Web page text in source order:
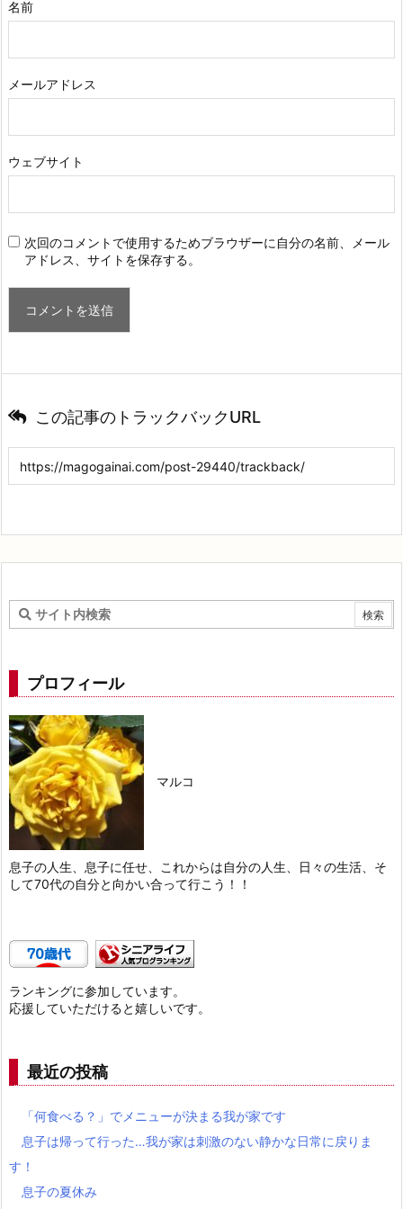
名前
メールアドレス
ウェブサイト
次回のコメントで使用するためブラウザーに自分の名前、メール
アドレス、サイトを保存する。
この記事のトラックバックURL
プロフィール
マルコ
息子の人生、息子に任せ、これからは自分の人生、日々の生活、そ
して70代の自分と向かい合って行こう！！
ランキングに参加しています。
応援していただけると嬉しいです。
最近の投稿
「何食べる？」でメニューが決まる我が家です
息子は帰って行った…我が家は刺激のない静かな日常に戻りま
す！
息子の夏休み